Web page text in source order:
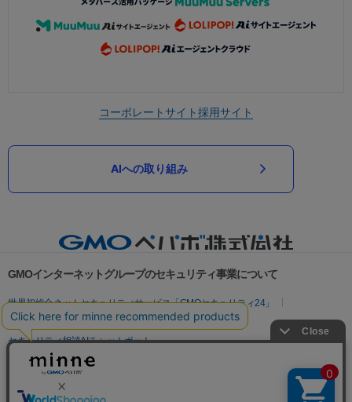
コーポレートサイト採用サイト
AIへの取り組み
GMOインターネットグループのセキュリティ事業について
世界初総合ネットセキュリティサービス「GMOセキュリティ24」
パスワード漏洩診断
Webサイトリスク診断
セキュリティ相談AIチャットボット
実在証明・盗聴対策
サイバー攻撃対策（GMO Flatt Security）